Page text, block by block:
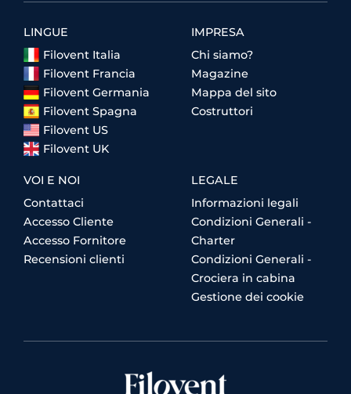
LINGUE
Filovent Italia
Filovent Francia
Filovent Germania
Filovent Spagna
Filovent US
Filovent UK
IMPRESA
Chi siamo?
Magazine
Mappa del sito
Costruttori
VOI E NOI
Contattaci
Accesso Cliente
Accesso Fornitore
Recensioni clienti
LEGALE
Informazioni legali
Condizioni Generali -
Charter
Condizioni Generali -
Crociera in cabina
Gestione dei cookie